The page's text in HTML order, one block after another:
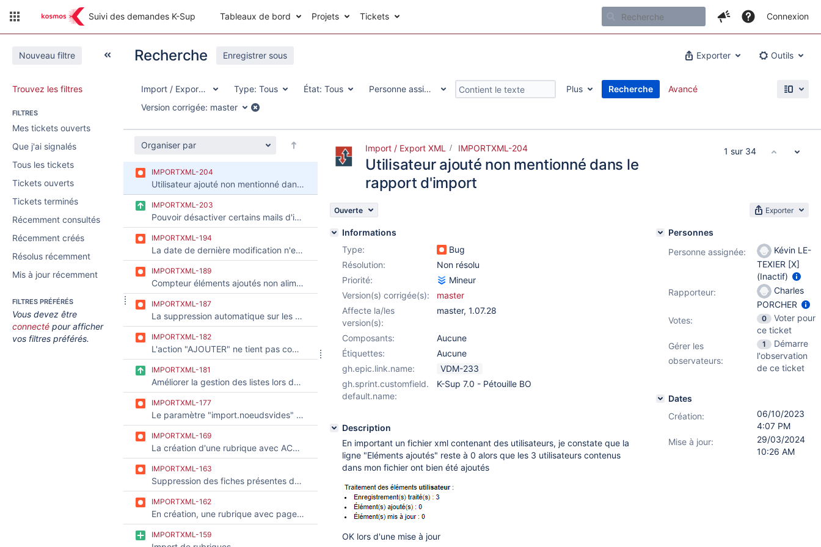
Suivi des demandes K-Sup Tableaux de bord Projets Tickets Connexion
Nouveau filtre
Trouvez les filtres
FILTRES
Mes tickets ouverts
Que j'ai signalés
Tous les tickets
Tickets ouverts
Tickets terminés
Récemment consultés
Récemment créés
Résolus récemment
Mis à jour récemment
FILTRES PRÉFÉRÉS
Vous devez être
connecté pour afficher
vos filtres préférés.
Recherche Enregistrer sous Exporter Outils
Import / Export XML Type: Tous État: Tous Personne assignée: Tous Plus
Recherche
Version corrigée: master
Avancé
Organiser par
IMPORTXML-204
Utilisateur ajouté non mentionné dans le rapport d'import
IMPORTXML-203
Pouvoir désactiver certains mails d'imports XML
IMPORTXML-194
La date de dernière modification n'est plus mise à jour lors d'un import
IMPORTXML-189
Compteur éléments ajoutés non alimentés lors d'un import d'utilisateurs
IMPORTXML-187
La suppression automatique sur les structures et annuaires ne fonctionne pas dans certain cas.
IMPORTXML-182
L'action "AJOUTER" ne tient pas compte de la langue
IMPORTXML-181
Améliorer la gestion des listes lors de l'import
IMPORTXML-177
Le paramètre "import.noeudsvides" n'est plus pris en compte
IMPORTXML-169
La création d'une rubrique avec ACCUEIL de type 0000 renvoie une exception
IMPORTXML-163
Suppression des fiches présentes dans l'import si suppressionauto activée
IMPORTXML-162
En création, une rubrique avec page d'accueil visible n'a pas d'URL
IMPORTXML-159
1 sur 34
Import / Export XML IMPORTXML-204
Utilisateur ajouté non mentionné dans le
rapport d'import
Ouverte Exporter
Informations
Type:
Bug
Résolution:
Non résolu
Priorité:
Mineur
Version(s) corrigée(s):
master
Affecte la/les
version(s):
master, 1.07.28
Composants:
Aucune
Étiquettes:
Aucune
gh.epic.link.name:
VDM-233
gh.sprint.customfield.
default.name:
K-Sup 7.0 - Pétouille BO
Description
En important un fichier xml contenant des utilisateurs, je constate que la
ligne "Eléments ajoutés" reste à 0 alors que les 3 utilisateurs contenus
dans mon fichier ont bien été ajoutés
OK lors d'une mise à jour
Personnes
Personne assignée:
Kévin LE-
TEXIER [X]
(Inactif)
Rapporteur:
Charles
PORCHER
Votes: 0
Voter pour
ce ticket
Gérer les
observateurs:
1
Démarre
l'observation
de ce ticket
Dates
Création:
06/10/2023
4:07 PM
Mise à jour:
29/03/2024
10:26 AM